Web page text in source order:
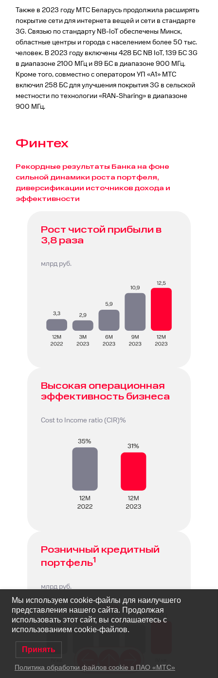
Также в 2023 году МТС Беларусь продолжила расширять
покрытие сети для интернета вещей и сети в стандарте
3G. Связью по стандарту NB-IoT обеспечены Минск,
областные центры и города с населением более 50 тыс.
человек. В 2023 году включены 428 БС NB IoT, 139 БС 3G
в диапазоне 2100 МГц и 89 БС в диапазоне 900 МГц.
Кроме того, совместно с оператором УП «А1» МТС
включил 258 БС для улучшения покрытия 3G в сельской
местности по технологии «RAN-Sharing» в диапазоне
900 МГц.
Финтех
Рекордные результаты Банка на фоне
сильной динамики роста портфеля,
диверсификации источников дохода и
эффективности
Рост чистой прибыли в
3,8 раза
млрд руб.
Высокая операционная
эффективность бизнеса
Cost to Income ratio (CIR)%
Розничный кредитный
портфель1
млрд руб.
Мы используем cookie-файлы для наилучшего
представления нашего сайта. Продолжая
использовать этот сайт, вы соглашаетесь с
использованием cookie-файлов.
Принять
Политика обработки файлов cookie в ПАО «МТС»